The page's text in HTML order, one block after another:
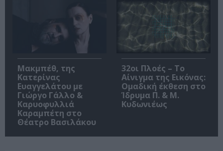
Μακμπέθ, της
Κατερίνας
Ευαγγελάτου με
Γιώργο Γάλλο &
Καρυοφυλλιά
Καραμπέτη στο
Θέατρο Βασιλάκου
32οι Πλοές – Το
Αίνιγμα της Εικόνας:
Ομαδική έκθεση στο
Ίδρυμα Π. & Μ.
Κυδωνιέως